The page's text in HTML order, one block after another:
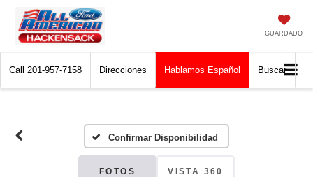
GUARDADO
Call 201-957-7158 Direcciones Hablamos Español Buscar
Confirmar Disponibilidad
FOTOS VISTA 360